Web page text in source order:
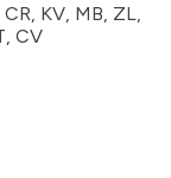
KV, MB, ZL,
CV